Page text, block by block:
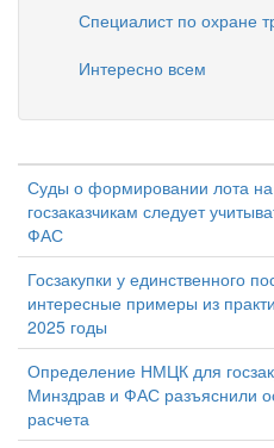
Специалист по охране
Интересно всем
Суды о формировании лота на
госзаказчикам следует
ФАС
Госзакупки у единственного
интересные примеры из
2025 годы
Определение НМЦК для
Минздрав и ФАС разъяснили
расчета